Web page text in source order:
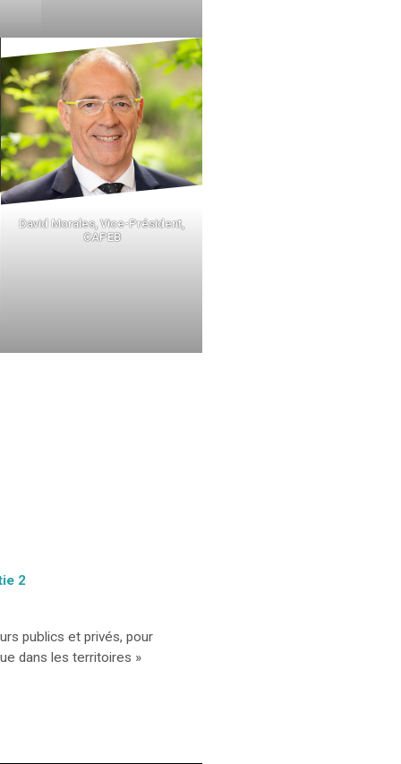
David Morales, Vice-Président,
CAPEB
2
publics et privés, pour
dans les territoires »